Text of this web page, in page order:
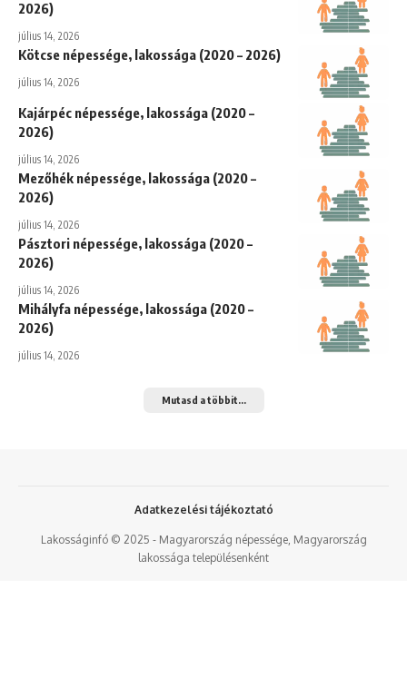
2026)
július 14, 2026
Kötcse népessége, lakossága (2020 – 2026)
július 14, 2026
Kajárpéc népessége, lakossága (2020 –
2026)
július 14, 2026
Mezőhék népessége, lakossága (2020 –
2026)
július 14, 2026
Pásztori népessége, lakossága (2020 –
2026)
július 14, 2026
Mihályfa népessége, lakossága (2020 –
2026)
július 14, 2026
Mutasd a többit...
Lakosságinfó © 2025 - Magyarország népessége, Magyarország
lakossága településenként
Adatkezelési tájékoztató